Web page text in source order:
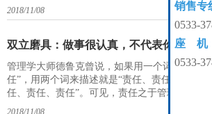
2018/11/08
双立磨具：做事很认真，不代表你做事很
管理学大师德鲁克曾说，如果用一个词来描述管
任”，用两个词来描述就是“责任、责任”，用三
任、责任、责任”。可见，责任之于管理是何等
2018/11/08
销售专
0533-
座 机
0533-